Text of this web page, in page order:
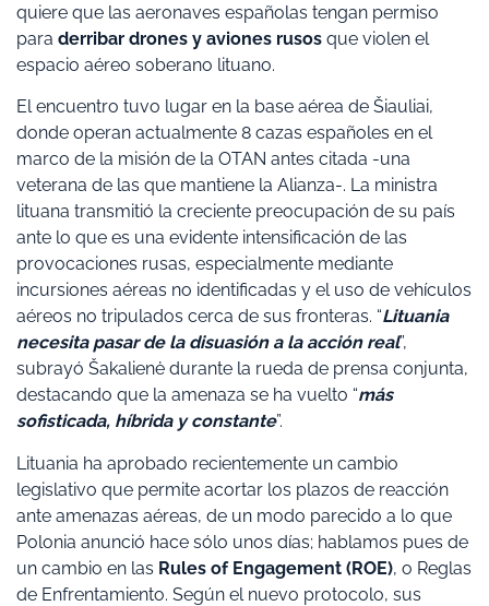
quiere que las aeronaves españolas tengan permiso
para derribar drones y aviones rusos que violen el
espacio aéreo soberano lituano.
El encuentro tuvo lugar en la base aérea de Šiauliai,
donde operan actualmente 8 cazas españoles en el
marco de la misión de la OTAN antes citada -una
veterana de las que mantiene la Alianza-. La ministra
lituana transmitió la creciente preocupación de su país
ante lo que es una evidente intensificación de las
provocaciones rusas, especialmente mediante
incursiones aéreas no identificadas y el uso de vehículos
aéreos no tripulados cerca de sus fronteras. “Lituania
necesita pasar de la disuasión a la acción real”,
subrayó Šakalienė durante la rueda de prensa conjunta,
destacando que la amenaza se ha vuelto “más
sofisticada, híbrida y constante”.
Lituania ha aprobado recientemente un cambio
legislativo que permite acortar los plazos de reacción
ante amenazas aéreas, de un modo parecido a lo que
Polonia anunció hace sólo unos días; hablamos pues de
un cambio en las Rules of Engagement (ROE), o Reglas
de Enfrentamiento. Según el nuevo protocolo, sus